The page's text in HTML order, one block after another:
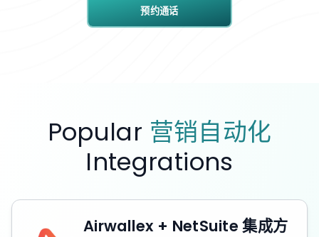
预约通话
Popular 营销自动化
Integrations
Airwallex + NetSuite 集成方